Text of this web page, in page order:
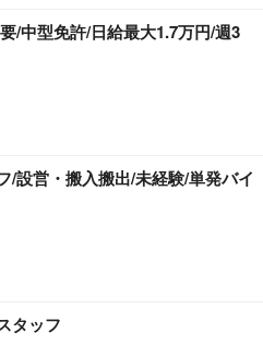
/中型免許/日給最大1.7万円/週3
/設営・搬入搬出/未経験/単発バイ
タッフ